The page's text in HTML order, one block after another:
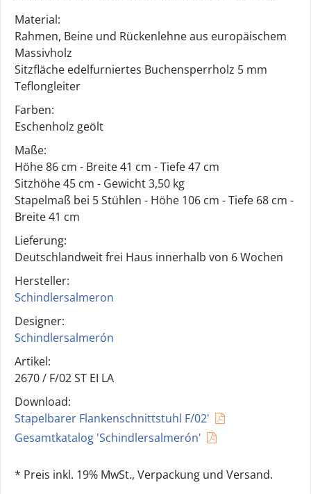
Material:
Rahmen, Beine und Rückenlehne aus europäischem
Massivholz
Sitzfläche edelfurniertes Buchensperrholz 5 mm
Teflongleiter
Farben:
Eschenholz geölt
Maße:
Höhe 86 cm - Breite 41 cm - Tiefe 47 cm
Sitzhöhe 45 cm - Gewicht 3,50 kg
Stapelmaß bei 5 Stühlen - Höhe 106 cm - Tiefe 68 cm -
Breite 41 cm
Lieferung:
Deutschlandweit frei Haus innerhalb von 6 Wochen
Hersteller:
Schindlersalmeron
Designer:
Schindlersalmerón
Artikel:
2670 / F/02 ST EI LA
Download:
Stapelbarer Flankenschnittstuhl F/02'
Gesamtkatalog 'Schindlersalmerón'
* Preis inkl. 19% MwSt., Verpackung und Versand.